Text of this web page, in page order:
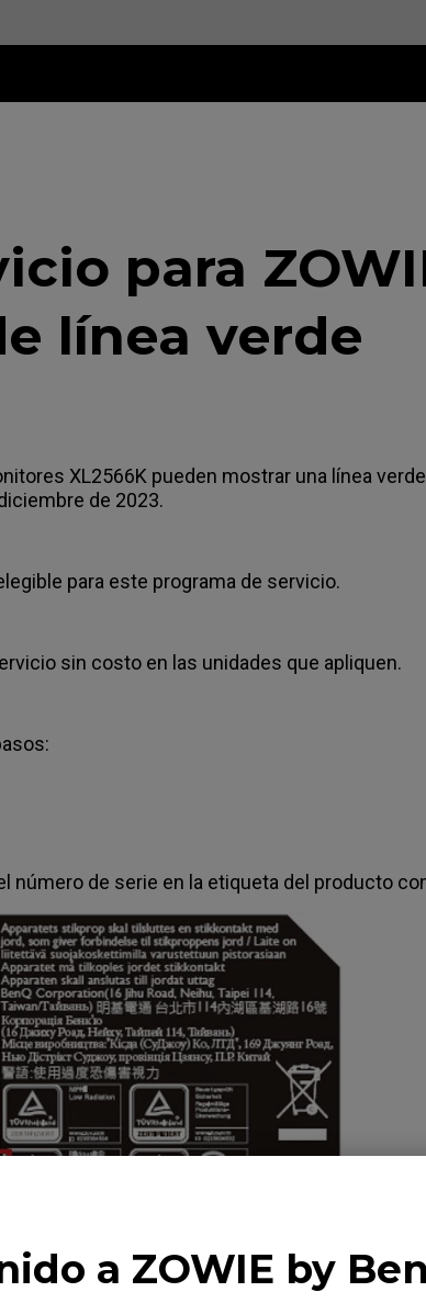
a ZOWIE by
para
línea verde
XL2566K pueden mostrar una línea
de 2023.
para este programa de servicio.
sin costo en las unidades que apliquen.
número de serie en la etiqueta del producto